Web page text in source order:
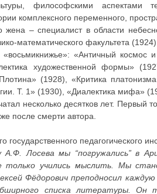
философскими аспектами
комплексного переменного,
– специалист в области
математического факультета
«Античный космос
художественной формы»
(1928), «Критика
Т. 1» (1930), «Диалектика мифа»
несколько десятков лет. Первый
после смерти автора.
государственного педагогического
А.Ф. Лосева мы “погружались” в
учились мыслить. Мы
Фёдорович преподносил
списка литературы.